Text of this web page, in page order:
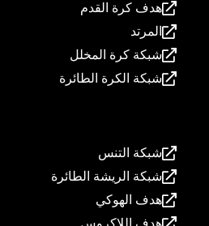
هدف كرة القدم
المرتد
شبكة كرة المخلل
شبكة الكرة الطائرة
شبكة التنس
شبكة الريشة الطائرة
هدف الهوكي
هدف اللاكروس